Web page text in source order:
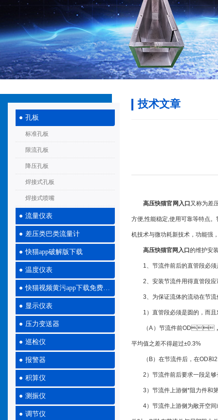
孔板
标准孔板
限流孔板
降压孔板
焊接式孔板
焊接式喷嘴
流量仪表
差压类巴类流量计
快猫app破解版下载
温度仪表
快猫视频黄污app下载免费大全
显示仪表
压力变送器
巡检仪
报警器
积算仪
测振仪
调节仪
技术文章
高压快猫官网入口 又称为差
方便,性能稳定,使用可靠等特点。
机技术与微功耗新技术，功能强
高压快猫官网入口 的维护安装
1、节流件前后的直管段必须
2、安装节流件用得直管段应
3、为保证流体的流动在节流
1）直管段必须是圆的，而且对
（A）节流件前OD，D/
平均值之差不得超过±0.3%
（B）在节流件后，在OD和
2）节流件前后要求一段足够长
3）节流件上游侧*阻力件和第
4）节流件上游侧为敞开空间或